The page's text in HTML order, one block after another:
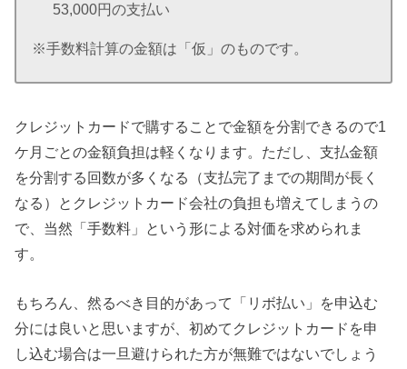
53,000円の支払い
※手数料計算の金額は「仮」のものです。
クレジットカードで購することで金額を分割できるので1
ケ月ごとの金額負担は軽くなります。ただし、支払金額
を分割する回数が多くなる（支払完了までの期間が長く
なる）とクレジットカード会社の負担も増えてしまうの
で、当然「手数料」という形による対価を求められま
す。
もちろん、然るべき目的があって「リボ払い」を申込む
分には良いと思いますが、初めてクレジットカードを申
し込む場合は一旦避けられた方が無難ではないでしょう